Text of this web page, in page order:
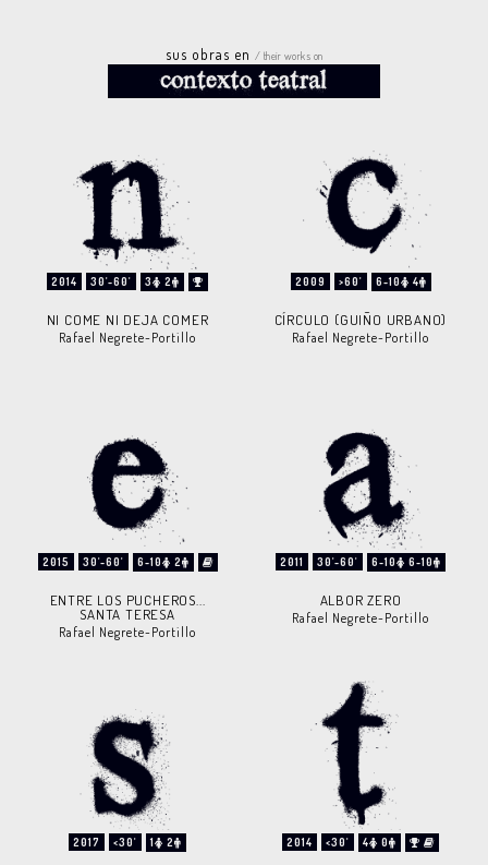
sus obras en / their works on
2014 30'-60' 3 2
NI COME NI DEJA COMER
Rafael Negrete-Portillo
2009 >60' 6-10 4
CÍRCULO (GUIÑO URBANO)
Rafael Negrete-Portillo
2015 30'-60' 6-10 2
ENTRE LOS PUCHEROS...
SANTA TERESA
Rafael Negrete-Portillo
2011 30'-60' 6-10 6-10
ALBOR ZERO
Rafael Negrete-Portillo
2017 <30' 1 2 2014 <30' 4 0